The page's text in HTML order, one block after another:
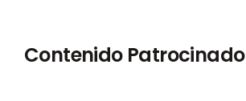
Contenido Patrocinado